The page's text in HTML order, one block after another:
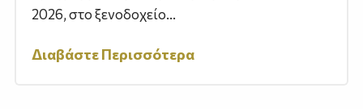
2026, στο ξενοδοχείο...
Διαβάστε Περισσότερα